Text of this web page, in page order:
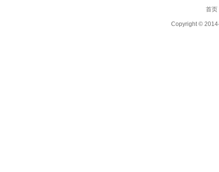
首页
Copyright ©